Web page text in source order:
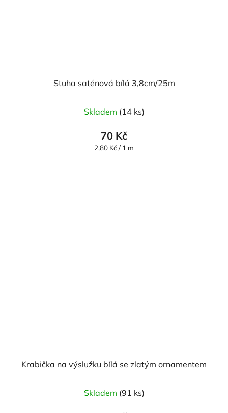
Stuha saténová bílá 3,8cm/25m
Skladem (14 ks)
70 Kč
Měrná
2,80 Kč / 1 m
Krabička na výslužku bílá se zlatým ornamentem
Skladem (91 ks)